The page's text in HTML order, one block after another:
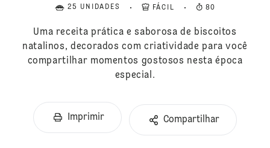
25 UNIDADES FÁCIL 80
Uma receita prática e saborosa de biscoitos
natalinos, decorados com criatividade para você
compartilhar momentos gostosos nesta época
especial.
Imprimir Compartilhar